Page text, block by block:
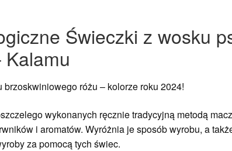
Świeczki z wosku
różu – kolorze roku 2024!
wykonanych ręcznie tradycyjną metodą
i aromatów. Wyróżnia je sposób wyrobu, a
za pomocą tych świec.